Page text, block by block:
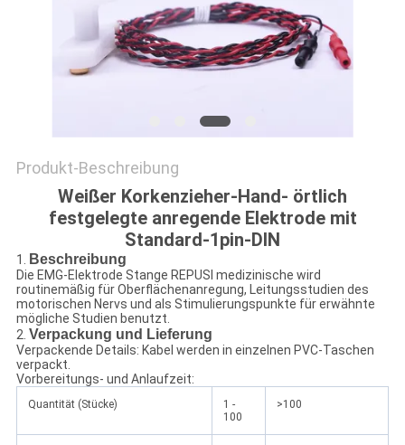
Produkt-Beschreibung
Weißer Korkenzieher-Hand- örtlich
festgelegte anregende Elektrode mit
Standard-1pin-DIN
1. Beschreibung
Die EMG-Elektrode Stange REPUSI medizinische wird
routinemäßig für Oberflächenanregung, Leitungsstudien des
motorischen Nervs und als Stimulierungspunkte für erwähnte
mögliche Studien benutzt.
2. Verpackung und Lieferung
Verpackende Details: Kabel werden in einzelnen PVC-Taschen
verpackt.
Vorbereitungs- und Anlaufzeit:
Quantität (Stücke)
1 -
100
>100